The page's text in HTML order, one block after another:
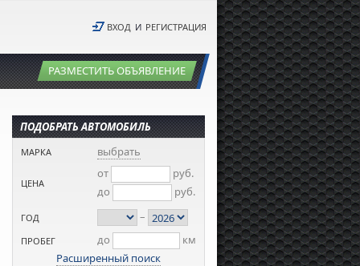
ВХОД И РЕГИСТРАЦИЯ
РАЗМЕСТИТЬ ОБЪЯВЛЕНИЕ
ПОДОБРАТЬ АВТОМОБИЛЬ
МАРКА выбрать
ЦЕНА
от
руб.
до
руб.
ГОД –
ПРОБЕГ до
км
Расширенный поиск